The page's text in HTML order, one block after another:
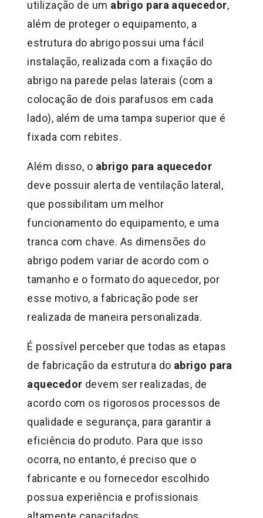
utilização de um abrigo para aquecedor,
além de proteger o equipamento, a
estrutura do abrigo possui uma fácil
instalação, realizada com a fixação do
abrigo na parede pelas laterais (com a
colocação de dois parafusos em cada
lado), além de uma tampa superior que é
fixada com rebites.
Além disso, o abrigo para aquecedor
deve possuir alerta de ventilação lateral,
que possibilitam um melhor
funcionamento do equipamento, e uma
tranca com chave. As dimensões do
abrigo podem variar de acordo com o
tamanho e o formato do aquecedor, por
esse motivo, a fabricação pode ser
realizada de maneira personalizada.
É possível perceber que todas as etapas
de fabricação da estrutura do abrigo para
aquecedor devem ser realizadas, de
acordo com os rigorosos processos de
qualidade e segurança, para garantir a
eficiência do produto. Para que isso
ocorra, no entanto, é preciso que o
fabricante e ou fornecedor escolhido
possua experiência e profissionais